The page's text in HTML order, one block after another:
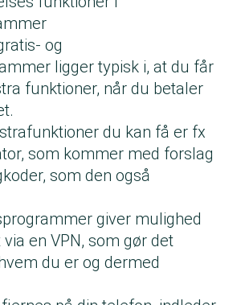
og
ligger typisk i, at du får
funktioner, når du betaler
du kan få er fx
som kommer med forslag
som den også
giver mulighed
en VPN, som gør det
du er og dermed